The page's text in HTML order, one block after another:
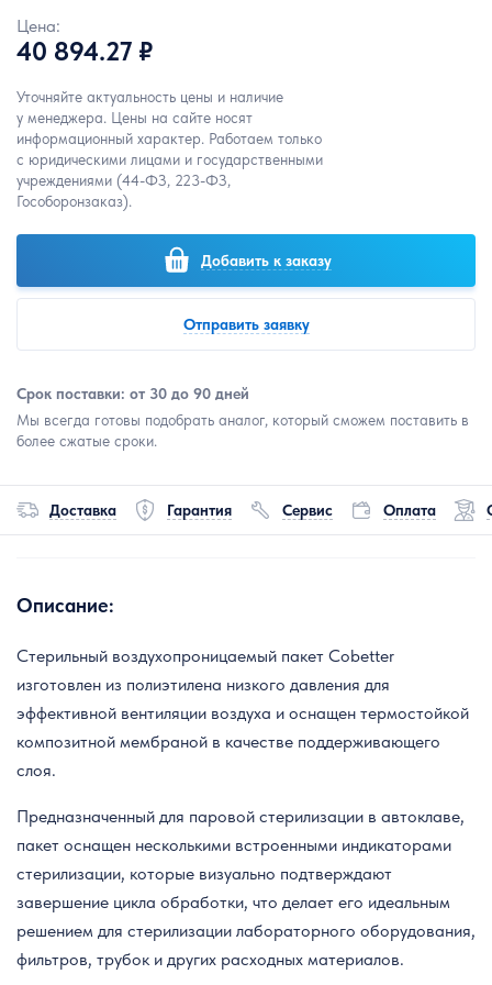
Цена:
40 894.27 ₽
Уточняйте актуальность цены и наличие
у менеджера. Цены на сайте носят
информационный характер. Работаем только
с юридическими лицами и государственными
учреждениями (44-ФЗ, 223-ФЗ,
Гособоронзаказ).
Добавить к заказу
Отправить заявку
Срок поставки: от 30 до 90 дней
Мы всегда готовы подобрать аналог, который сможем поставить в
более сжатые сроки.
Доставка Гарантия Сервис Оплата
Описание:
Стерильный воздухопроницаемый пакет Cobetter
изготовлен из полиэтилена низкого давления для
эффективной вентиляции воздуха и оснащен термостойкой
композитной мембраной в качестве поддерживающего
слоя.
Предназначенный для паровой стерилизации в автоклаве,
пакет оснащен несколькими встроенными индикаторами
стерилизации, которые визуально подтверждают
завершение цикла обработки, что делает его идеальным
решением для стерилизации лабораторного оборудования,
фильтров, трубок и других расходных материалов.